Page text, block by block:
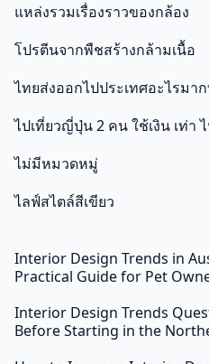
แหล่งรวมเรื่องราวของกล้อง
โปรตีนจากพืชสร้างกล้ามเนื้อ
ไทยส่งออกไปประเทศอะไรมา
ไปเที่ยวญี่ปุ่น 2 คน ใช้เงิน เท่า
ไม่มีหมวดหมู่
ไลฟ์สไตล์สีเขียว
Interior Design Trends in
Practical Guide for Pet
Interior Design Trends
Before Starting in the